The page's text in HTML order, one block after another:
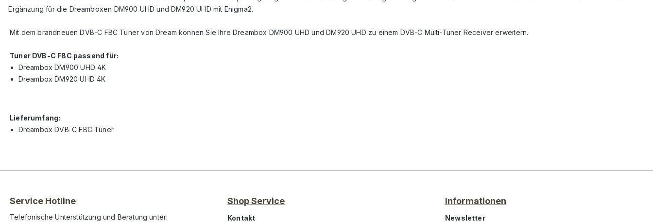
Ergänzung für die Dreamboxen DM900 UHD und DM920 UHD mit Enigma2.
Mit dem brandneuen DVB-C FBC Tuner von Dream können Sie Ihre Dreambox DM900 UHD und DM920 UHD zu einem DVB-C Multi-Tuner Receiver erweitern.
Tuner DVB-C FBC passend für:
Dreambox DM900 UHD 4K
Dreambox DM920 UHD 4K
Lieferumfang:
Dreambox DVB-C FBC Tuner
Service Hotline
Telefonische Unterstützung und Beratung unter:
Shop Service
Kontakt
Informationen
Newsletter